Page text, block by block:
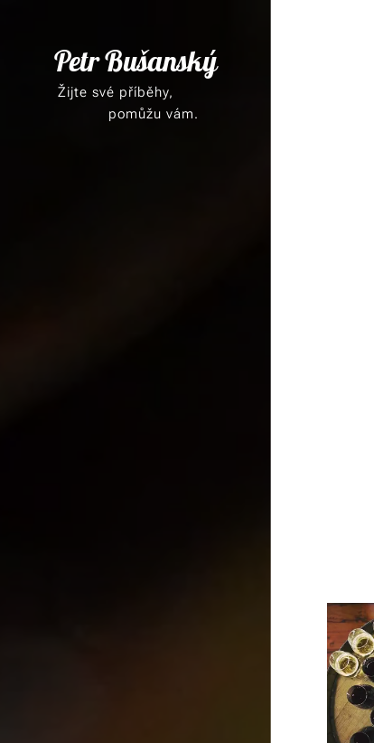
Petr Bušanský
Žijte své příběhy,
pomůžu vám.